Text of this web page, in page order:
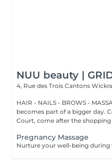
NUU beauty |
4, Rue des Trois Cantons
HAIR - NAILS - BROWS -
becomes part of a bigger day.
Court, come after the shopping
Pregnancy Massage